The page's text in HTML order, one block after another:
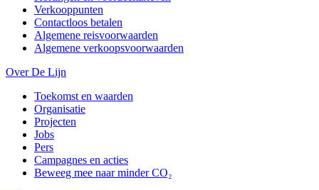
Verkooppunten
Contactloos betalen
Algemene reisvoorwaarden
Algemene verkoopsvoorwaarden
Over De Lijn
Toekomst en waarden
Organisatie
Projecten
Jobs
Pers
Campagnes en acties
Beweeg mee naar minder CO₂